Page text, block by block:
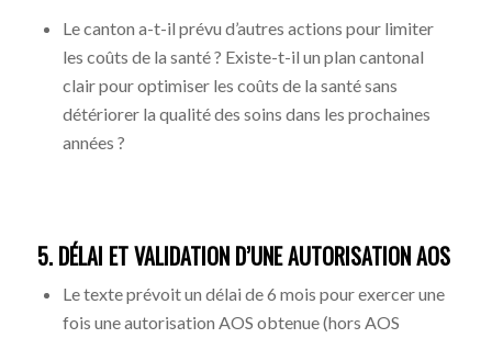
Le canton a-t-il prévu d’autres actions pour limiter
les coûts de la santé ? Existe-t-il un plan cantonal
clair pour optimiser les coûts de la santé sans
détériorer la qualité des soins dans les prochaines
années ?
5. DÉLAI ET VALIDATION D’UNE AUTORISATION AOS
Le texte prévoit un délai de 6 mois pour exercer une
fois une autorisation AOS obtenue (hors AOS